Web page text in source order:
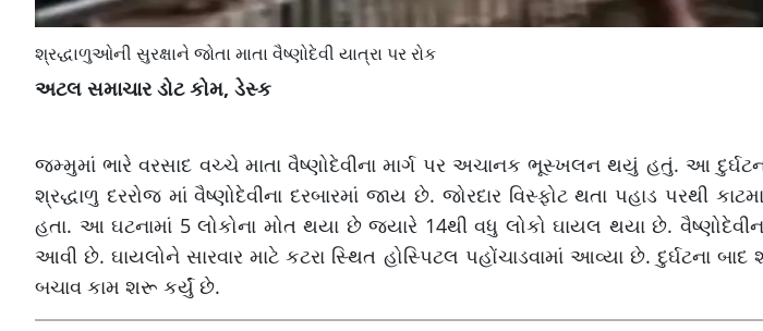
શ્રદ્ધાળુઓની સુરક્ષાને જોતા માતા વૈષ્ણોદેવી યાત્રા પર રોક
અટલ સમાચાર ડોટ કોમ, ડેસ્ક
જમ્મુમાં ભારે વરસાદ વચ્ચે માતા વૈષ્ણોદેવીના માર્ગ પર અચાનક ભૂસ્ખલન થયું હતું. આ
શ્રદ્ધાળુ દરરોજ માં વૈષ્ણોદેવીના દરબારમાં જાય છે. જોરદાર વિસ્ફોટ થતા પહાડ પરથી
હતા. આ ઘટનામાં 5 લોકોના મોત થયા છે જ્યારે 14થી વધુ લોકો ઘાયલ થયા છે.
આવી છે. ઘાયલોને સારવાર માટે કટરા સ્થિત હોસ્પિટલ પહોંચાડવામાં આવ્યા છે. દુર્ઘટના
બચાવ કામ શરૂ કર્યું છે.